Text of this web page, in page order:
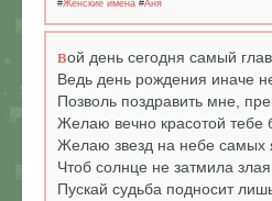
#Женские имена #Аня
вой день сегодня самый
Ведь день рождения иначе
Позволь поздравить мне,
Желаю вечно красотой тебе
Желаю звезд на небе самых
Чтоб солнце не затмила злая
Пускай судьба подносит